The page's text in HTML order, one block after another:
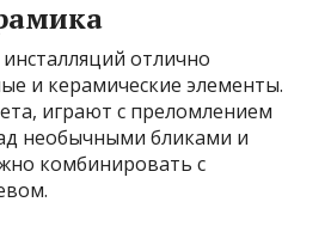
отлично
и керамические элементы.
играют с преломлением
необычными бликами и
комбинировать с